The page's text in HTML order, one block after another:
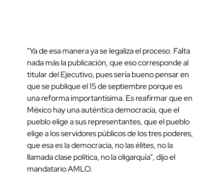
"Ya de esa manera ya se legaliza el proceso. Falta
nada más la publicación, que eso corresponde al
titular del Ejecutivo, pues sería bueno pensar en
que se publique el 15 de septiembre porque es
una reforma importantísima. Es reafirmar que en
México hay una auténtica democracia, que el
pueblo elige a sus representantes, que el pueblo
elige a los servidores públicos de los tres poderes,
que esa es la democracia, no las élites, no la
llamada clase política, no la oligarquía", dijo el
mandatario AMLO.